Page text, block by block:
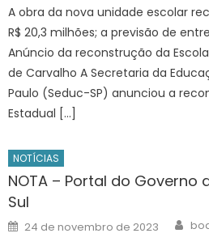
A obra da nova unidade escolar
R$ 20,3 milhões; a previsão de
Anúncio da reconstrução da
de Carvalho A Secretaria da
Paulo (Seduc-SP) anunciou a
Estadual […]
NOTÍCIAS
NOTA – Portal do Governo
Sul
Posted
on
24 de novembro de 2023